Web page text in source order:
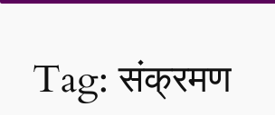
Tag:संक्रमण